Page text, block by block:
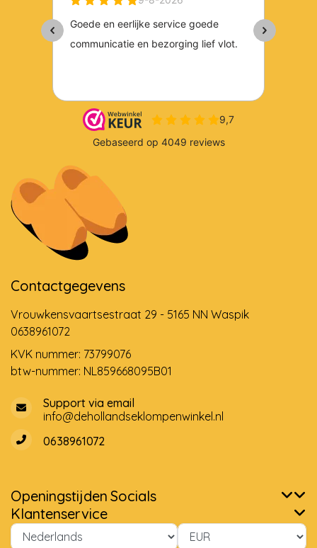
Contactgegevens
Vrouwkensvaartsestraat 29 - 5165 NN Waspik
0638961072
KVK nummer: 73799076
btw-nummer: NL859668095B01
Support via email
info@dehollandseklompenwinkel.nl
0638961072
Openingstijden Socials
Klantenservice